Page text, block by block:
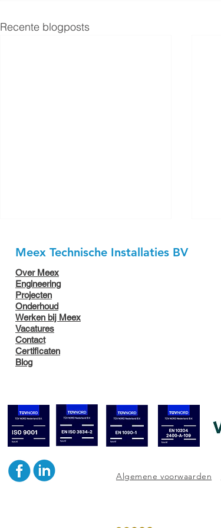
Recente blogposts
UIT HET ARCHIEF: 50 JAAR
MEEX TECHNISCHE
INSTALLATIES
Meex Technische Installaties BV
Over Meex
Engineering
Projecten
Onderhoud
Werken bij Meex
Vacatures
Contact
Certificaten
Blog
Algemene voorwaarden